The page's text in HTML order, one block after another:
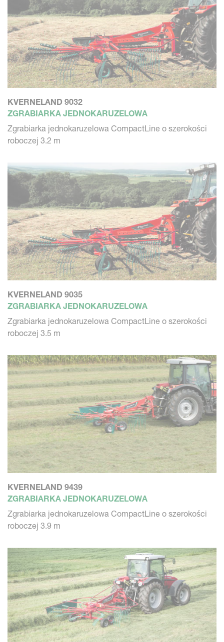
KVERNELAND 9032
ZGRABIARKA JEDNOKARUZELOWA
Zgrabiarka jednokaruzelowa CompactLine o szerokości
roboczej 3.2 m
KVERNELAND 9035
ZGRABIARKA JEDNOKARUZELOWA
Zgrabiarka jednokaruzelowa CompactLine o szerokości
roboczej 3.5 m
KVERNELAND 9439
ZGRABIARKA JEDNOKARUZELOWA
Zgrabiarka jednokaruzelowa CompactLine o szerokości
roboczej 3.9 m